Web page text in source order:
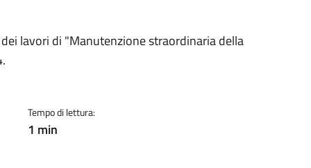
lavori di "Manutenzione straordinaria della
Tempo di lettura:
1 min